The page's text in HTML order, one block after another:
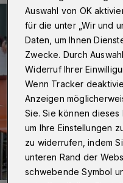
Auswahl von OK
für die unter „Wir und
Daten, um Ihnen
Zwecke. Durch
Widerruf Ihrer
Wenn Tracker
Anzeigen
Sie. Sie können
um Ihre Einstellungen
zu widerrufen, indem
unteren Rand der
schwebende Symbol